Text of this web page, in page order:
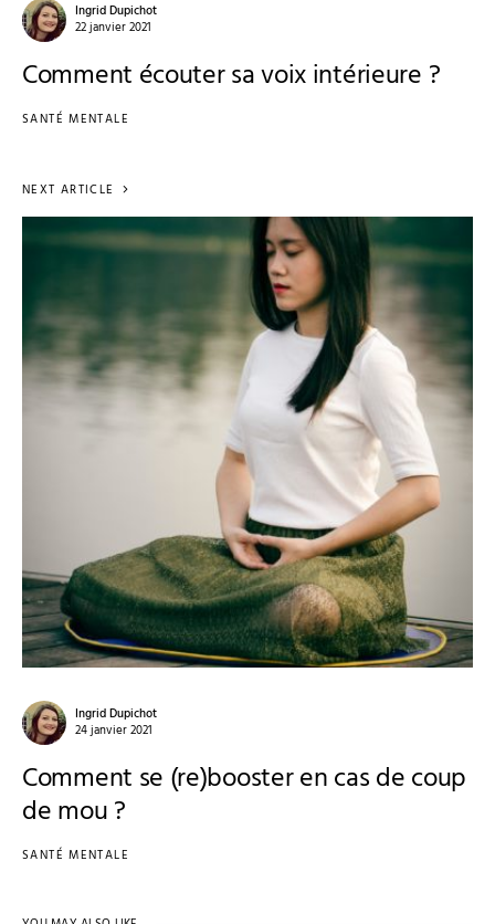
Ingrid Dupichot
22 janvier 2021
Comment écouter sa voix intérieure ?
SANTÉ MENTALE
NEXT ARTICLE
Ingrid Dupichot
24 janvier 2021
Comment se (re)booster en cas de coup
de mou ?
SANTÉ MENTALE